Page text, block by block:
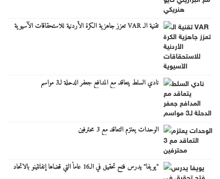
تقنية الـ VAR تعزز جاهزية الكرة الأردنية للاستحقاقات الآسيوية
نادي السلط يتعاقد مع المدافع جعفر الدحلة لـ3 مواسم
الوحدات يعتزم التعاقد مع 3 محترفين
"يويفا" يدرس فتح تحقيق في الـ16 عاماً التي قضاها إنفانتينو بالاتحاد